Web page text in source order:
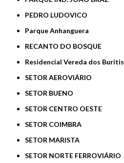
PEDRO LUDOVICO
Parque Anhanguera
RECANTO DO BOSQUE
Residencial Vereda dos Buritis
SETOR AEROVIÁRIO
SETOR BUENO
SETOR CENTRO OESTE
SETOR COIMBRA
SETOR MARISTA
SETOR NORTE FERROVIÁRIO